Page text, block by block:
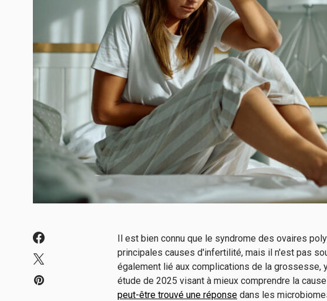
Il est bien connu que le syndrome des ovaires
principales causes d'infertilité, mais il n'est pas
également lié aux complications de la grossesse,
étude de 2025 visant à mieux comprendre la
peut-être trouvé une réponse dans les